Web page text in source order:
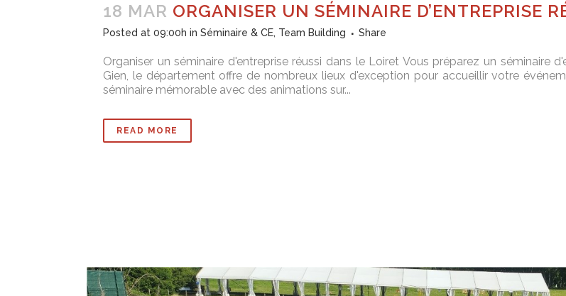
18 MAR ORGANISER UN SÉMINAIRE D’ENTREPRISE
Posted at 09:00h in Séminaire & CE, Team Building Share
Organiser un séminaire d'entreprise réussi dans le Loiret Vous préparez un séminaire
Gien, le département offre de nombreux lieux d'exception pour accueillir votre
séminaire mémorable avec des animations sur...
READ MORE